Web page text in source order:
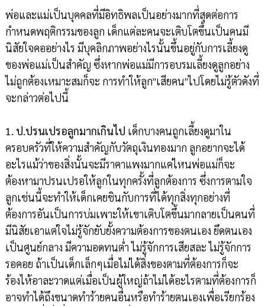
พ่อและแม่เป็นบุคคลที่มีอิทธิพลเป็นอย่างมากที่สุดต่อการ
กำหนดพฤติกรรมของลูก เด็กแต่ละคนจะเติบโตขึ้นเป็นคนมี
นิสัยใจคออย่างไร มีบุคลิกภาพอย่างไรนั้นขึ้นอยู่กับการเลี้ยงดู
ของพ่อแม่เป็นสำคัญ ซึ่งหากพ่อแม่มีการอบรมเลี้ยงดูลูกอย่าง
ไม่ถูกต้องเหมาะสมก็จะ การทำให้ลูก"เสียคน"ไปโดยไม่รู้ตัวดังที่
จะกล่าวต่อไปนี้
1. ป.ปรนเปรอลูกมากเกินไป เด็กบางคนถูกเลี้ยงดูมาใน
ครอบครัวที่ให้ความสำคัญกับวัตถุเงินทองมาก ลูกอยากจะได้
อะไรแม้ว่าของสิ่งนั้นจะมีราคาแพงมากแค่ไหนพ่อแม่ก็จะ
ต้องหามาปรนเปรอให้ลูกในทุกครั้งที่ลูกต้องการ ซึ่งการตามใจ
ลูกเช่นนี้จะทำให้เด็กเคยชินกับการที่ได้ทุกสิ่งทุกอย่างที่
ต้องการอันเป็นการบ่มเพาะให้เขาเติบโตขึ้นมากลายเป็นคนที่
มีนิสัยเอาแต่ใจไม่รู้จักยับยั้งความต้องการของตนเอง ยึดตนเอง
เป็นศูนย์กลาง มีความอดทนต่ำ ไม่รู้จักการเสียสละ ไม่รู้จักการ
รอคอย ถ้าเป็นเด็กเล็กๆเมื่อไม่ได้สิ่งของตามที่ต้องการก็จะ
ร้องไห้อาละวาดแต่เมื่อเป็นผู้ใหญ่ถ้าไม่ได้อะไรตามที่ต้องการก็
อาจทำได้ถึงขนาดทำร้ายคนอื่นหรือทำร้ายตนเองเพื่อเรียกร้อง